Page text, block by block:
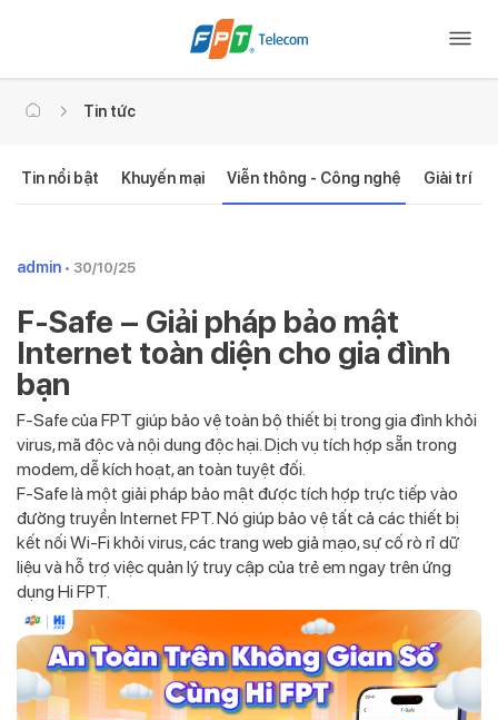
Tin tức
Tin nổi bật Khuyến mại Viễn thông - Công nghệ Giải trí
admin • 30/10/25
F-Safe – Giải pháp bảo mật
Internet toàn diện cho gia đình
bạn
F-Safe của FPT giúp bảo vệ toàn bộ thiết bị trong gia đình khỏi
virus, mã độc và nội dung độc hại. Dịch vụ tích hợp sẵn trong
modem, dễ kích hoạt, an toàn tuyệt đối.
F-Safe là một giải pháp bảo mật được tích hợp trực tiếp vào
đường truyền Internet FPT. Nó giúp bảo vệ tất cả các thiết bị
kết nối Wi-Fi khỏi virus, các trang web giả mạo, sự cố rò rỉ dữ
liệu và hỗ trợ việc quản lý truy cập của trẻ em ngay trên ứng
dụng Hi FPT.